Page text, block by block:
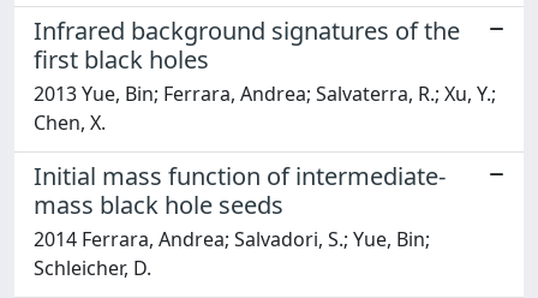
Infrared background signatures of the
first black holes
2013 Yue, Bin; Ferrara, Andrea; Salvaterra, R.; Xu, Y.;
Chen, X.
Initial mass function of intermediate-
mass black hole seeds
2014 Ferrara, Andrea; Salvadori, S.; Yue, Bin;
Schleicher, D.